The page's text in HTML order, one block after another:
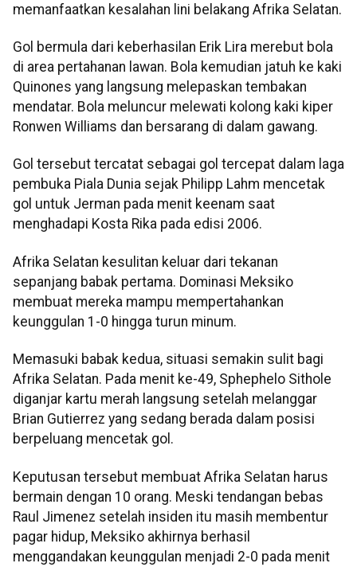
memanfaatkan kesalahan lini belakang Afrika Selatan.
Gol bermula dari keberhasilan Erik Lira merebut bola
di area pertahanan lawan. Bola kemudian jatuh ke kaki
Quinones yang langsung melepaskan tembakan
mendatar. Bola meluncur melewati kolong kaki kiper
Ronwen Williams dan bersarang di dalam gawang.
Gol tersebut tercatat sebagai gol tercepat dalam laga
pembuka Piala Dunia sejak Philipp Lahm mencetak
gol untuk Jerman pada menit keenam saat
menghadapi Kosta Rika pada edisi 2006.
Afrika Selatan kesulitan keluar dari tekanan
sepanjang babak pertama. Dominasi Meksiko
membuat mereka mampu mempertahankan
keunggulan 1-0 hingga turun minum.
Memasuki babak kedua, situasi semakin sulit bagi
Afrika Selatan. Pada menit ke-49, Sphephelo Sithole
diganjar kartu merah langsung setelah melanggar
Brian Gutierrez yang sedang berada dalam posisi
berpeluang mencetak gol.
Keputusan tersebut membuat Afrika Selatan harus
bermain dengan 10 orang. Meski tendangan bebas
Raul Jimenez setelah insiden itu masih membentur
pagar hidup, Meksiko akhirnya berhasil
menggandakan keunggulan menjadi 2-0 pada menit